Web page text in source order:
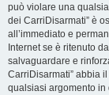
può violare una
dei CarriDisarmati” è
all’immediato e
Internet se è ritenuto
salvaguardare e
CarriDisarmati” abbia
qualsiasi argomento in